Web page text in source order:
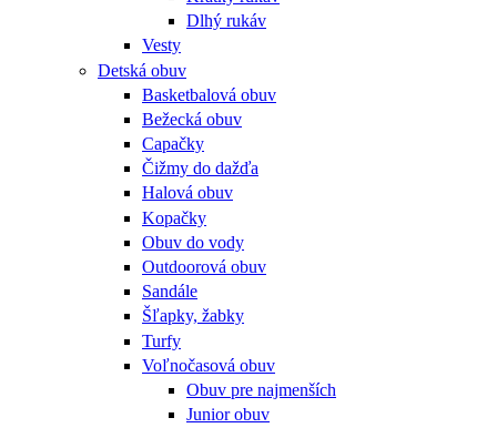
Dlhý rukáv
Vesty
Detská obuv
Basketbalová obuv
Bežecká obuv
Capačky
Čižmy do dažďa
Halová obuv
Kopačky
Obuv do vody
Outdoorová obuv
Sandále
Šľapky, žabky
Turfy
Voľnočasová obuv
Obuv pre najmenších
Junior obuv